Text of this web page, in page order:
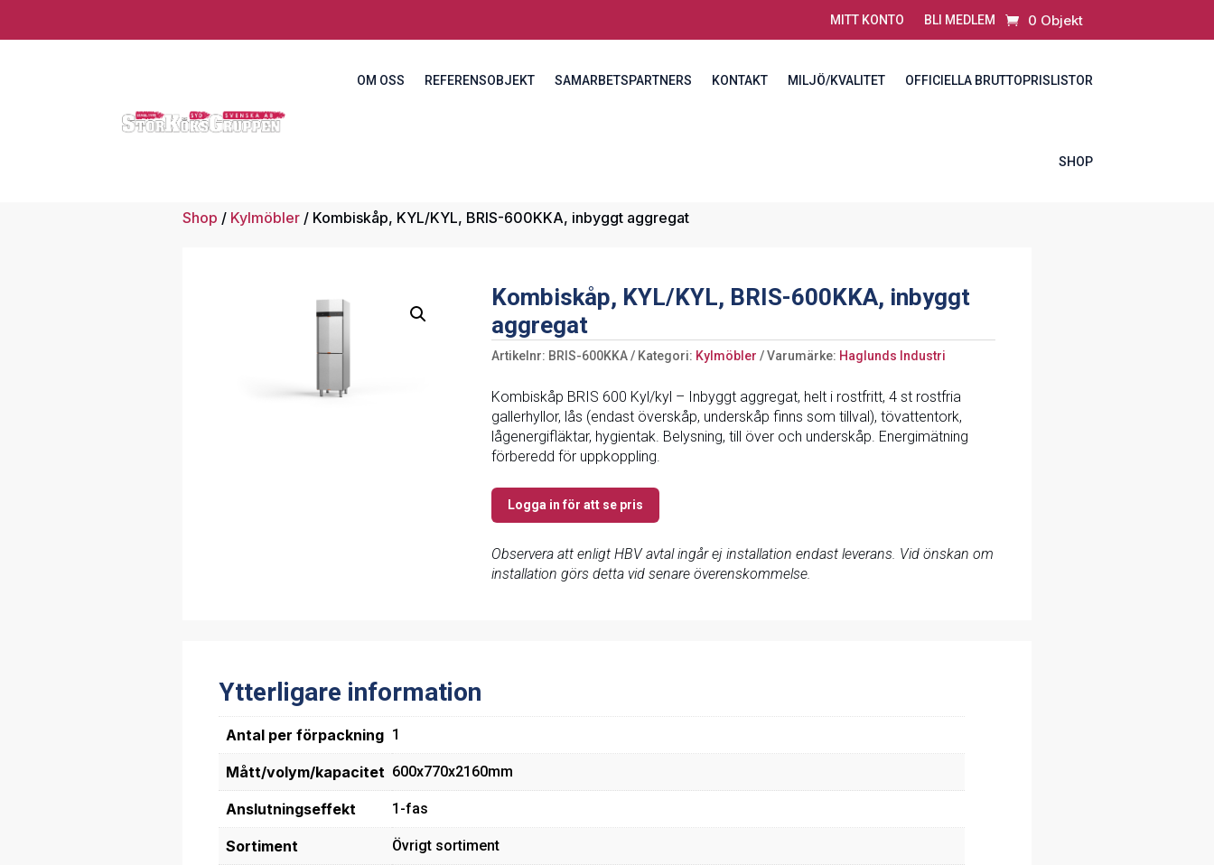
MITT KONTO BLI MEDLEM 0 Objekt
OM OSS REFERENSOBJEKT SAMARBETSPARTNERS KONTAKT MILJÖ/KVALITET OFFICIELLA BRUTTOPRISLISTOR
SHOP
Shop / Kylmöbler/ Kombiskåp, KYL/KYL, BRIS-600KKA, inbyggt aggregat
Kombiskåp, KYL/KYL, BRIS-600KKA, inbyggt
aggregat
Artikelnr: BRIS-600KKA Kategori: Kylmöbler Varumärke: Haglunds Industri
Kombiskåp BRIS 600 Kyl/kyl – Inbyggt aggregat, helt i rostfritt, 4 st rostfria
gallerhyllor, lås (endast överskåp, underskåp finns som tillval), tövattentork,
lågenergifläktar, hygientak. Belysning, till över och underskåp. Energimätning
förberedd för uppkoppling.
Logga in för att se pris
Observera att enligt HBV avtal ingår ej installation endast leverans. Vid önskan om
installation görs detta vid senare överenskommelse.
Ytterligare information
Antal per förpackning 1
Mått/volym/kapacitet 600x770x2160mm
Anslutningseffekt 1-fas
Sortiment Övrigt sortiment